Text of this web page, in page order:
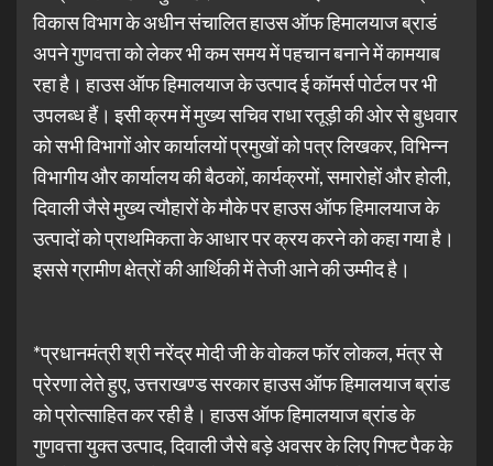
विकास विभाग के अधीन संचालित हाउस ऑफ हिमालयाज ब्राडं
अपने गुणवत्ता को लेकर भी कम समय में पहचान बनाने में कामयाब
रहा है। हाउस ऑफ हिमालयाज के उत्पाद ई कॉमर्स पोर्टल पर भी
उपलब्ध हैं। इसी क्रम में मुख्य सचिव राधा रतूड़ी की ओर से बुधवार
को सभी विभागों ओर कार्यालयों प्रमुखों को पत्र लिखकर, विभिन्न
विभागीय और कार्यालय की बैठकों, कार्यक्रमों, समारोहों और होली,
दिवाली जैसे मुख्य त्यौहारों के मौके पर हाउस ऑफ हिमालयाज के
उत्पादों को प्राथमिकता के आधार पर क्रय करने को कहा गया है।
इससे ग्रामीण क्षेत्रों की आर्थिकी में तेजी आने की उम्मीद है।
*प्रधानमंत्री श्री नरेंद्र मोदी जी के वोकल फॉर लोकल, मंत्र से
प्रेरणा लेते हुए, उत्तराखण्ड सरकार हाउस ऑफ हिमालयाज ब्रांड
को प्रोत्साहित कर रही है। हाउस ऑफ हिमालयाज ब्रांड के
गुणवत्ता युक्त उत्पाद, दिवाली जैसे बड़े अवसर के लिए गिफ्ट पैक के